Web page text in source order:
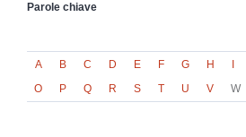
Parole chiave
A B C D E F G H I
O
P Q R S T U V W